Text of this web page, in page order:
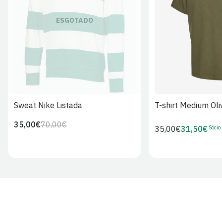
ESGOTADO
Sweat Nike Listada
Preço
70,00€Preço
35,00€
T-shirt Medium
Preço
35,00€Preço
31,50€ Sócio